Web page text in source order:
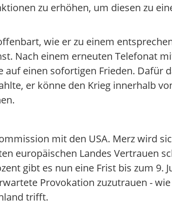
zu erhöhen, um diesen zu
wie er zu einem
Nach einem erneuten Telefonat
auf einen sofortigen Frieden. Dafür
er könne den Krieg innerhalb
mit den USA. Merz wird
europäischen Landes Vertrauen
gibt es nun eine Frist bis zum 9.
Provokation zuzutrauen -
trifft.